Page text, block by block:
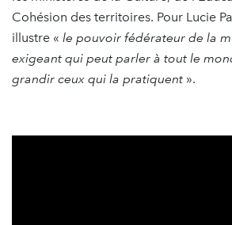
Cohésion des territoires. Pour Lucie
illustre « le pouvoir fédérateur de la
exigeant qui peut parler à tout le
grandir ceux qui la pratiquent ».